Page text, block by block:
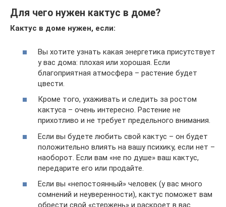
Для чего нужен кактус в доме?
Кактус в доме нужен, если:
Вы хотите узнать какая энергетика присутствует
у вас дома: плохая или хорошая. Если
благоприятная атмосфера – растение будет
цвести.
Кроме того, ухаживать и следить за ростом
кактуса – очень интересно. Растение не
прихотливо и не требует предельного внимания.
Если вы будете любить свой кактус – он будет
положительно влиять на вашу психику, если нет –
наоборот. Если вам «не по душе» ваш кактус,
передарите его или продайте.
Если вы «непостоянный» человек (у вас много
сомнений и неуверенности), кактус поможет вам
обрести свой «стержень» и раскроет в вас